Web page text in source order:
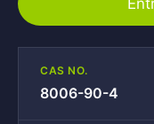
CAS NO.
8006-90-4